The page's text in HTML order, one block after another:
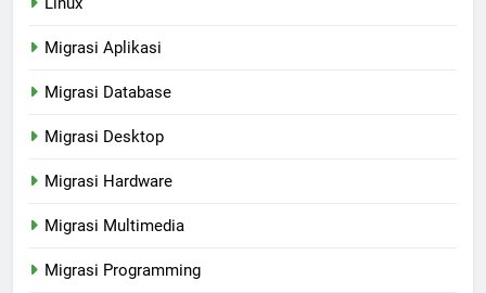
Migrasi Aplikasi
Migrasi Database
Migrasi Desktop
Migrasi Hardware
Migrasi Multimedia
Migrasi Programming